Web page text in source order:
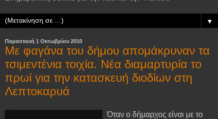
▼
Παρασκευή 1 Οκτωβρίου 2010
Με φαγάνα του δήμου απομάκρυναν τα
τσιμεντένια τοιχία. Νέα διαμαρτυρία το
πρωί για την κατασκευή διοδίων στη
Λεπτοκαρυά
Όταν ο δήμαρχος είναι με το